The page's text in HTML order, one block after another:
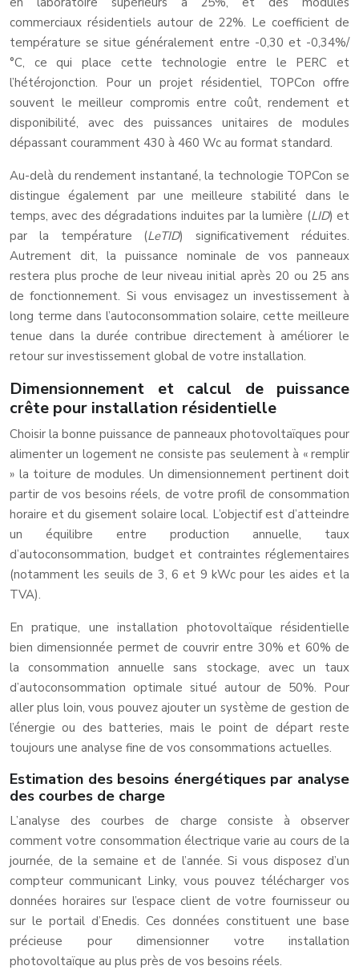
commerciaux résidentiels autour de 22%. Le coefficient de
température se situe généralement entre -0,30 et -0,34%/
°C, ce qui place cette technologie entre le PERC et
l’hétérojonction. Pour un projet résidentiel, TOPCon offre
souvent le meilleur compromis entre coût, rendement et
disponibilité, avec des puissances unitaires de modules
dépassant couramment 430 à 460 Wc au format standard.
Au-delà du rendement instantané, la technologie TOPCon se
distingue également par une meilleure stabilité dans le
temps, avec des dégradations induites par la lumière (LID) et
par la température (LeTID) significativement réduites.
Autrement dit, la puissance nominale de vos panneaux
restera plus proche de leur niveau initial après 20 ou 25 ans
de fonctionnement. Si vous envisagez un investissement à
long terme dans l’autoconsommation solaire, cette meilleure
tenue dans la durée contribue directement à améliorer le
retour sur investissement global de votre installation.
Dimensionnement et calcul de puissance
crête pour installation résidentielle
Choisir la bonne puissance de panneaux photovoltaïques pour
alimenter un logement ne consiste pas seulement à « remplir
» la toiture de modules. Un dimensionnement pertinent doit
partir de vos besoins réels, de votre profil de consommation
horaire et du gisement solaire local. L’objectif est d’atteindre
un équilibre entre production annuelle, taux
d’autoconsommation, budget et contraintes réglementaires
(notamment les seuils de 3, 6 et 9 kWc pour les aides et la
TVA).
En pratique, une installation photovoltaïque résidentielle
bien dimensionnée permet de couvrir entre 30% et 60% de
la consommation annuelle sans stockage, avec un taux
d’autoconsommation optimale situé autour de 50%. Pour
aller plus loin, vous pouvez ajouter un système de gestion de
l’énergie ou des batteries, mais le point de départ reste
toujours une analyse fine de vos consommations actuelles.
Estimation des besoins énergétiques par analyse
des courbes de charge
L’analyse des courbes de charge consiste à observer
comment votre consommation électrique varie au cours de la
journée, de la semaine et de l’année. Si vous disposez d’un
compteur communicant Linky, vous pouvez télécharger vos
données horaires sur l’espace client de votre fournisseur ou
sur le portail d’Enedis. Ces données constituent une base
précieuse pour dimensionner votre installation
photovoltaïque au plus près de vos besoins réels.